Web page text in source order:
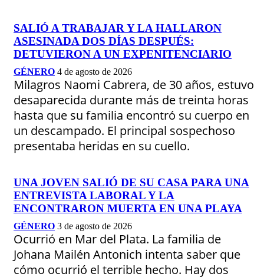
SALIÓ A TRABAJAR Y LA HALLARON
ASESINADA DOS DÍAS DESPUÉS:
DETUVIERON A UN EXPENITENCIARIO
GÉNERO 4 de agosto de 2026
Milagros Naomi Cabrera, de 30 años, estuvo
desaparecida durante más de treinta horas
hasta que su familia encontró su cuerpo en
un descampado. El principal sospechoso
presentaba heridas en su cuello.
UNA JOVEN SALIÓ DE SU CASA PARA UNA
ENTREVISTA LABORAL Y LA
ENCONTRARON MUERTA EN UNA PLAYA
GÉNERO 3 de agosto de 2026
Ocurrió en Mar del Plata. La familia de
Johana Mailén Antonich intenta saber que
cómo ocurrió el terrible hecho. Hay dos